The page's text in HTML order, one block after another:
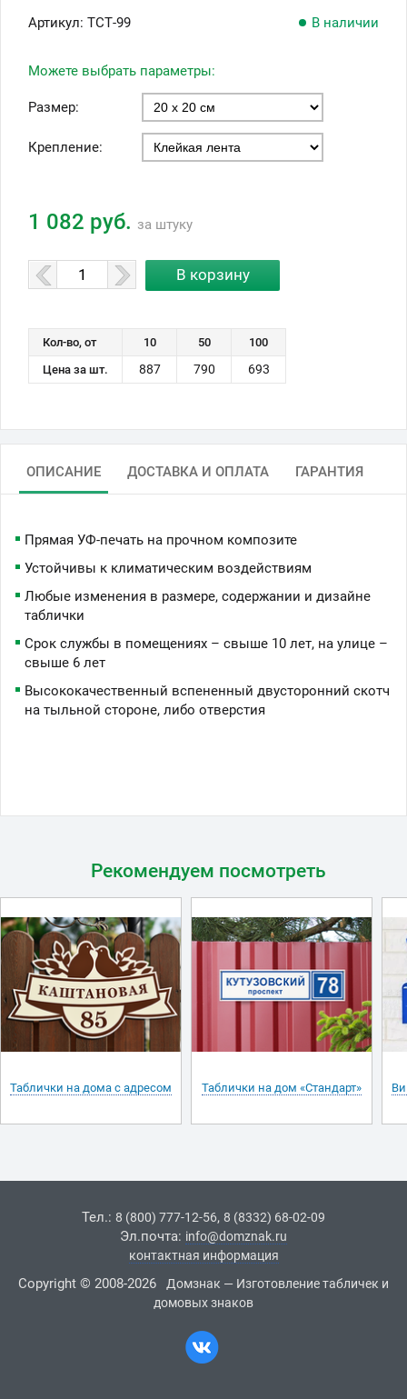
Артикул: ТСТ-99 В наличии
Можете выбрать параметры:
Размер:
Крепление:
1 082 руб. за штуку
Кол-во, от 10 50
100
Цена за шт.
887 790 693
ОПИСАНИЕ ДОСТАВКА И ОПЛАТА ГАРАНТИЯ
Прямая УФ-печать на прочном композите
Устойчивы к климатическим воздействиям
Любые изменения в размере, содержании и дизайне
таблички
Срок службы в помещениях – свыше 10 лет, на улице –
свыше 6 лет
Высококачественный вспененный двусторонний скотч
на тыльной стороне, либо отверстия
Рекомендуем посмотреть
Таблички на дома с адресом Таблички на дом «Стандарт»
Тел.: 8 (800) 777-12-56, 8 (8332) 68-02-09
Эл.почта: info@domznak.ru
контактная информация
Copyright © 2008-2026
Домзнак — Изготовление табличек и
домовых знаков